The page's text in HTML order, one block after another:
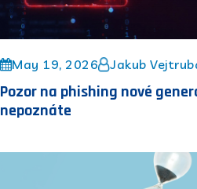
May 19, 2026 Jakub
Pozor na phishing nové
nepoznáte